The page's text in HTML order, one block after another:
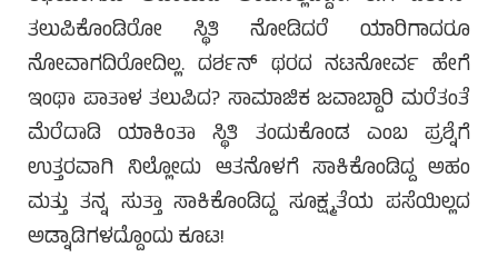
ತಲುಪಿಕೊಂಡಿರೋ ಸ್ಥಿತಿ ನೋಡಿದರೆ ಯಾರಿಗಾದರೂ
ನೋವಾಗದಿರೋದಿಲ್ಲ. ದರ್ಶನ್ ಥರದ ನಟನೋರ್ವ ಹೇಗೆ
ಇಂಥಾ ಪಾತಾಳ ತಲುಪಿದ? ಸಾಮಾಜಿಕ ಜವಾಬ್ದಾರಿ ಮರೆತಂತೆ
ಮೆರೆದಾಡಿ ಯಾಕಿಂತಾ ಸ್ಥಿತಿ ತಂದುಕೊಂಡ ಎಂಬ ಪ್ರಶ್ನೆಗೆ
ಉತ್ತರವಾಗಿ ನಿಲ್ಲೋದು ಆತನೊಳಗೆ ಸಾಕಿಕೊಂಡಿದ್ದ ಅಹಂ
ಮತ್ತು ತನ್ನ ಸುತ್ತಾ ಸಾಕಿಕೊಂಡಿದ್ದ ಸೂಕ್ಷ್ಮತೆಯ ಪಸೆಯಿಲ್ಲದ
ಅಡ್ನಾಡಿಗಳದ್ದೊಂದು ಕೂಟ!